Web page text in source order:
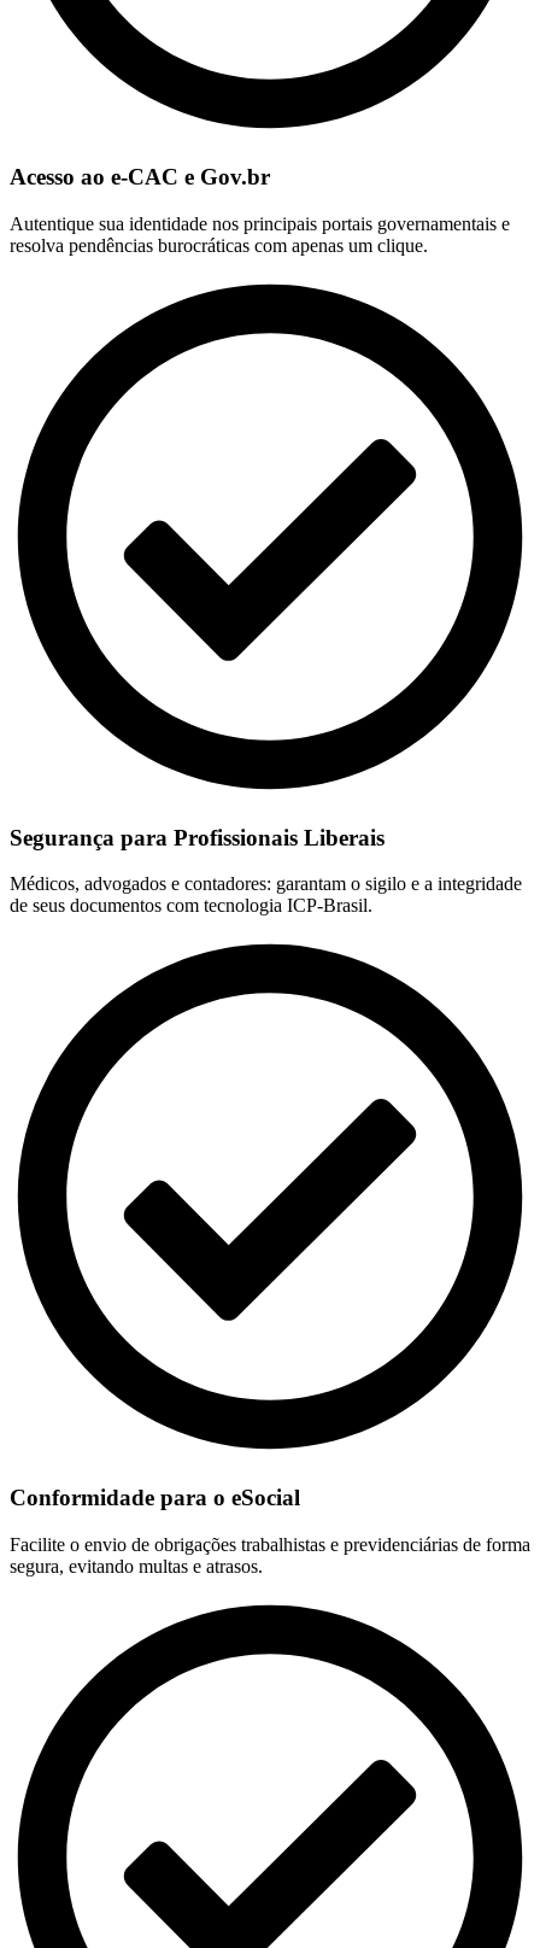
Acesso ao e-CAC e Gov.br
Autentique sua identidade nos principais portais governamentais e
resolva pendências burocráticas com apenas um clique.
Segurança para Profissionais Liberais
Médicos, advogados e contadores: garantam o sigilo e a integridade
de seus documentos com tecnologia ICP-Brasil.
Conformidade para o eSocial
Facilite o envio de obrigações trabalhistas e previdenciárias de forma
segura, evitando multas e atrasos.